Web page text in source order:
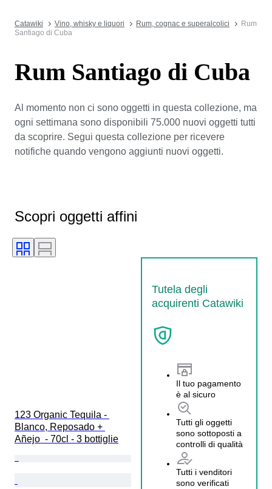
Catawiki Vino, whisky e liquori Rum, cognac e superalcolici
Rum
Santiago di Cuba
Rum Santiago di Cuba
Al momento non ci sono oggetti in questa collezione, ma
ogni settimana sono disponibili 75.000 nuovi oggetti tutti
da scoprire. Segui questa collezione per ricevere
notifiche quando vengono aggiunti nuovi oggetti.
Scopri oggetti affini
Tutela degli
acquirenti Catawiki
Il tuo pagamento
è al sicuro
Tutti gli oggetti
sono sottoposti a
controlli di qualità
Tutti i venditori
sono verificati
123 Organic Tequila -
Blanco, Reposado +
Añejo  - 70cl - 3 bottiglie